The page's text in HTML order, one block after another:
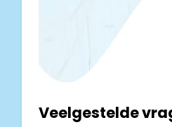
Veelgestelde